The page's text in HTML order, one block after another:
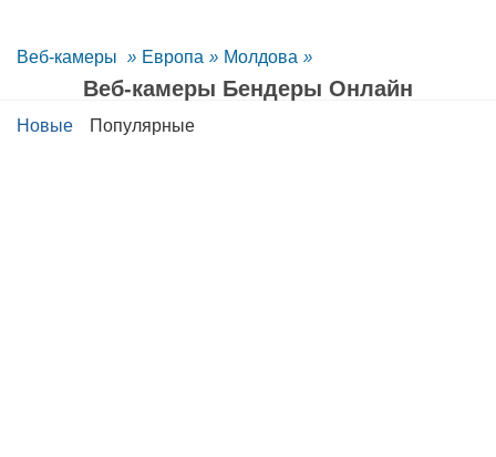
Веб-камеры » Европа » Молдова »
Веб-камеры Бендеры Oнлайн
Новые Популярные